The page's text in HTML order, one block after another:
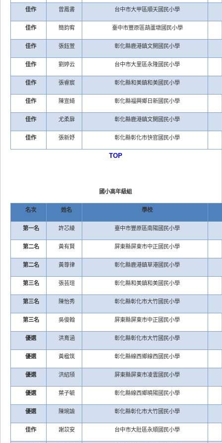
佳作 曾鳳書 台中市大甲區順天國民小學
佳作 簡鈞宥 臺中市豐原區葫蘆墩國民小學
佳作 張鈺萱 彰化縣鹿港鎮文開國民小學
佳作 劉婷云 台中市大里區永隆國民小學
佳作 張睿宸 彰化縣和美鎮和美國民小學
佳作 陳宣綺 彰化縣福興鄉日新國民小學
佳作 尤柔扉 彰化縣鹿港鎮文開國民小學
佳作 張新妤 彰化縣彰化市快官國民小學
TOP
國小高年級組
名次 姓名 學校
第一名 許芯綾 臺中市豐原區南陽國民小學
第二名 黃有賢 屏東縣屏東市中正國民小學
第二名 黃尊律 彰化縣鹿港鎮草港國民小學
第三名 張芸瑄 彰化縣和美鎮和美國民小學
第三名 陳怡秀 彰化縣彰化市大竹國民小學
第三名 吳俊翰 屏東縣屏東市中正國民小學
優選 洪育涵 彰化縣彰化市大竹國民小學
優選 黃楹筑 彰化縣線西鄉線西國民小學
優選 洪紹頎 屏東縣屏東市凌雲國民小學
優選 葉子毓 彰化縣線西鄉曉陽國民小學
優選 陳琬諭 彰化縣彰化市大竹國民小學
佳作 謝苡安 台中市大肚區永順國民小學